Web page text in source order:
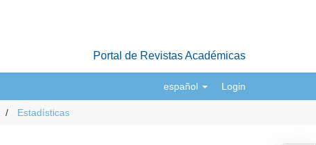
Portal de Revistas Académicas
español Login
Estadísticas